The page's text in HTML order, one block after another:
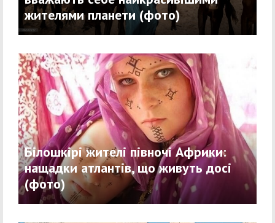
жителями планети (фото)
Білошкірі жителі півночі Африки:
нащадки атлантів, що живуть досі
(фото)